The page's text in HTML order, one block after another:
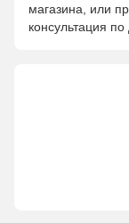
магазина, или
консультация